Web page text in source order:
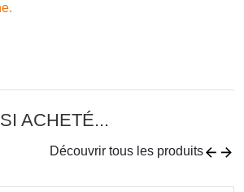
ACHETÉ...
Découvrir tous les produits